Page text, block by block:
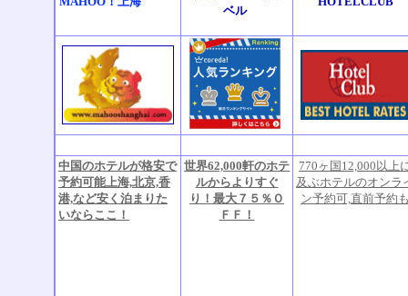
ベル
中国のホテルが格安で
予約可能上海,北京,香
港,など安く泊まりた
いならここ！
世界62,000軒のホテ
ルからよりすぐ
り！最大７５％Ｏ
ＦＦ！
770ヶ国12,000以上
及ぶホテルのオンラ
ン予約可,直前予約